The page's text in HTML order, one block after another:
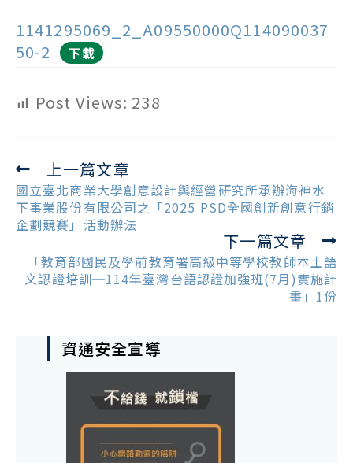
1141295069_2_A09550000Q114090037
50-2
下載
Post Views: 238
Read
more
articles
上一篇文章
國立臺北商業大學創意設計與經營研究所承辦海神水
下事業股份有限公司之「2025 PSD全國創新創意行銷
企劃競賽」活動辦法
下一篇文章
「教育部國民及學前教育署高級中等學校教師本土語
文認證培訓─114年臺灣台語認證加強班(7月)實施計
畫」1份
資通安全宣導